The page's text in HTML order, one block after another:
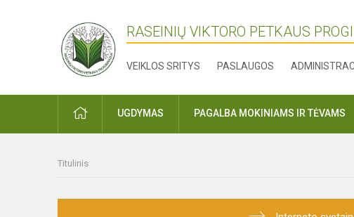
RASEINIŲ VIKTORO PETKAUS
VEIKLOS SRITYS PASLAUGOS
PRADŽIAUGDYMAS PAGALBA MOKINIAMS IR TĖVAMS
Titulinis